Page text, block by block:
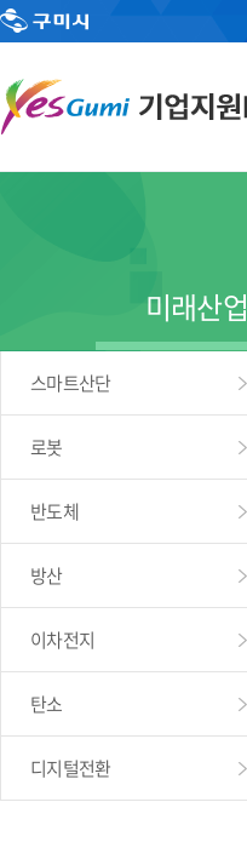
미래산업
스마트산단
로봇
반도체
방산
이차전지
탄소
디지털전환